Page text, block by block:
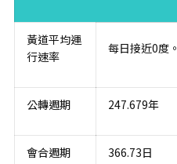
黃道平均運
行速率
每日接近0度。
公轉週期 247.679年
會合週期 366.73日